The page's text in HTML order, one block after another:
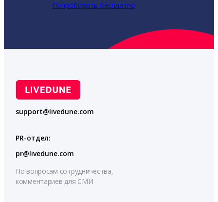
Попробовать бесплатно
support@livedune.com
PR-отдел:
pr@livedune.com
По вопросам сотрудничества,
комментариев для СМИ